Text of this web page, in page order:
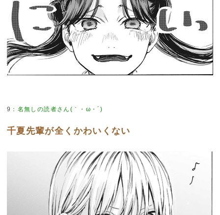
9 ： 名無しの読者さん(｀・ω・´)
千夏先輩が全くかわいくない